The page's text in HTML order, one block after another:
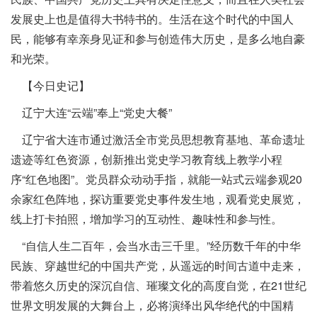
发展史上也是值得大书特书的。生活在这个时代的中国人
民，能够有幸亲身见证和参与创造伟大历史，是多么地自豪
和光荣。
【今日史记】
辽宁大连“云端”奉上“党史大餐”
辽宁省大连市通过激活全市党员思想教育基地、革命遗址
遗迹等红色资源，创新推出党史学习教育线上教学小程
序“红色地图”。党员群众动动手指，就能一站式云端参观20
余家红色阵地，探访重要党史事件发生地，观看党史展览，
线上打卡拍照，增加学习的互动性、趣味性和参与性。
“自信人生二百年，会当水击三千里。”经历数千年的中华
民族、穿越世纪的中国共产党，从遥远的时间古道中走来，
带着悠久历史的深沉自信、璀璨文化的高度自觉，在21世纪
世界文明发展的大舞台上，必将演绎出风华绝代的中国精